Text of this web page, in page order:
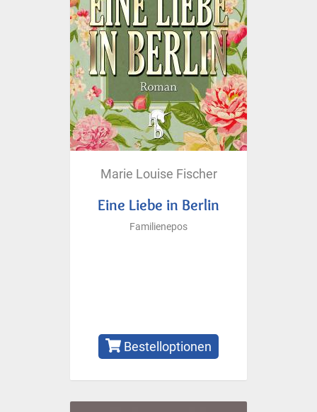
Marie Louise Fischer
Eine Liebe in Berlin
Familienepos
Bestelloptionen